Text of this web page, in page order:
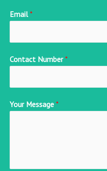
Email*
Contact Number*
Your Message *